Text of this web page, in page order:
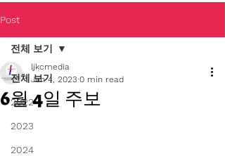
Post
전체 보기
2022
2023
2024
전체 보기
6월 4일 주보
ljkcmedia
Jun 4, 2023 0 min read